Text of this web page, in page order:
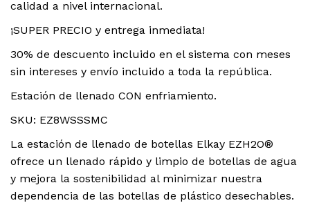
calidad a nivel internacional.
¡SUPER PRECIO y entrega inmediata!
30% de descuento incluido en el sistema con meses
sin intereses y envío incluido a toda la república.
Estación de llenado CON enfriamiento.
SKU: EZ8WSSSMC
La estación de llenado de botellas Elkay EZH2O®
ofrece un llenado rápido y limpio de botellas de agua
y mejora la sostenibilidad al minimizar nuestra
dependencia de las botellas de plástico desechables.